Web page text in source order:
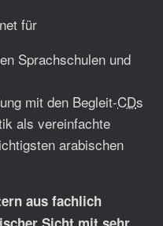
für
Sprachschulen und
mit den Begleit-CDs
als vereinfachte
arabischen
aus fachlich